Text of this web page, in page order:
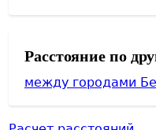
Расстояние по
между городами